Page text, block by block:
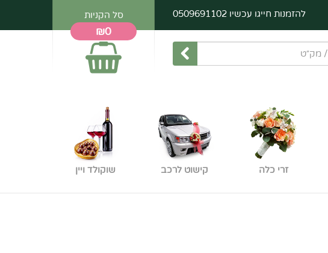
סל הקניות
₪0
להזמנות חייגו עכשיו 0509691102
זרי כלה קישוט לרכב שוקולד ויין